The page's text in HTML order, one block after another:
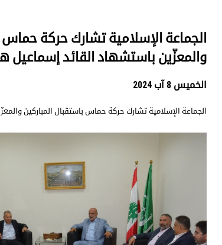
الجماعة الإسلامية تشارك حركة حماس
والمعزّين باستشهاد القائد إسماعيل
الخميس 8 آب 2024
الجماعة الإسلامية تشارك حركة حماس باستقبال المباركين